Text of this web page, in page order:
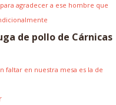
agradecer a ese hombre que
de pollo de Cárnicas
faltar en nuestra mesa es la de